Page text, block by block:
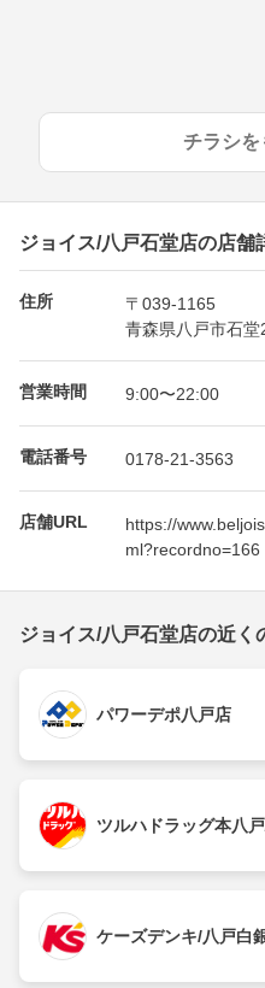
チラシ
ジョイス/八戸石堂店の店舗
住所
〒039-1165
青森県八戸市石
営業時間 9:00〜22:00
電話番号 0178-21-3563
店舗URL
https://
ml?recordno=166
ジョイス/八戸石堂店の近く
パワーデポ八戸店
ツルハドラッグ本八
ケーズデンキ/八戸白